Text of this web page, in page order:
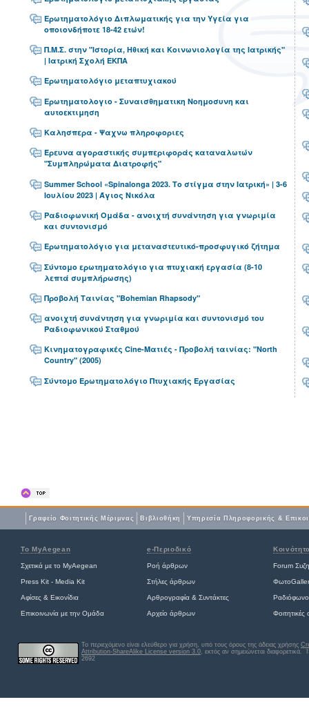
Ερωτηματολόγιο Διπλωματικής για την Υγεία για
οποιονδήποτε 18-42 ετών!
Π.Μ.Σ. στην "Ιστορία, Ηθική και Κοινωνιολογία της Ιατρικής"
| Ιατρική Σχολή ΕΚΠΑ
Ερωτηματολόγιο μεταπτυχιακού
Ερωτηματολογιο - Συναισθηματικη Νοημοσυνη και
αυτοεκτιμηση
Καλησπερα - Ψαχνω πληροφοριες
Έρευνα αγοραστικής συμπεριφοράς καταναλωτών
"Συμπληρώματα Διατροφής"
Summer School «Spinalonga 2023. Το στίγμα στην Ιατρική» | 3-6
Ιουλίου 2023 | Άγιος Νικόλα
Ραδιοφωνική Ομάδα - ανοιχτή συνάντηση για γνωριμία
και συντονισμό
Ερωτηματολόγιο για μεταναστευτικό-προσφυγικό ζήτημα
Σύντομο ερωτηματολόγιο για πτυχιακή εργασία (8-10
λεπτά συμπλήρωσης)
Προβολή Ταινίας "Bohemian Rhapsody"
ανοιχτή συνάντηση για γνωριμία και συντονισμό του
Ραδιοφωνικού Σταθμού
Κινηματογραφικές Cine-Ματιές - Προβολή ταινίας: "North
Country" (2005)
Σύντομο Ερωτηματολόγιο Πτυχιακής Εργασίας
Γραφείο Φοιτητικής Μέριμνας Βιβλιοθήκη Yπηρεσία Πληροφορικής &
Το MyAegean e-Περιοδικό
Σχετικά με το MyAegean Ροή άρθρων Forum
Press Kit - Media Kit Στήλες άρθρων
Αφίσες & Εικονίδια Αρθρογραφία & Συντάκτες Ραδιόφωνο
Επικοινωνία με την Ομάδα Αρχείο άρθρων
Το περιεχόμενο είναι ελεύθερο για χρήση, υπό τους όρους της άδειας χρήσης
Attribution-ShareAlike License version 3.0, εκτός αν σημειώνεται διαφορετικά.
2692